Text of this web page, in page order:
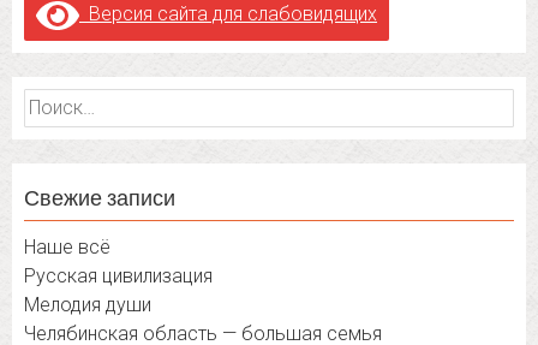
Версия сайта для слабовидящих
Найти:
Свежие записи
Наше всё
Русская цивилизация
Мелодия души
Челябинская область — большая семья